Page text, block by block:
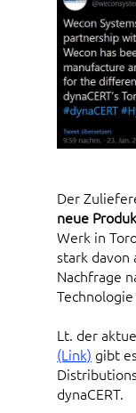
Der
neue
Werk in
stark davon
Nachfrage
Lt. der
(Link) gibt
dynaCERT.